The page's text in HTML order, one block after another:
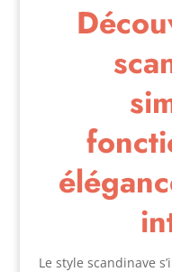
Le style scandinave